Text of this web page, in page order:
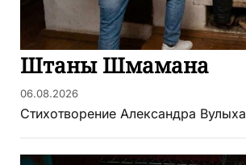
Штаны Шмамана
06.08.2026
Стихотворение Александра Вулыха